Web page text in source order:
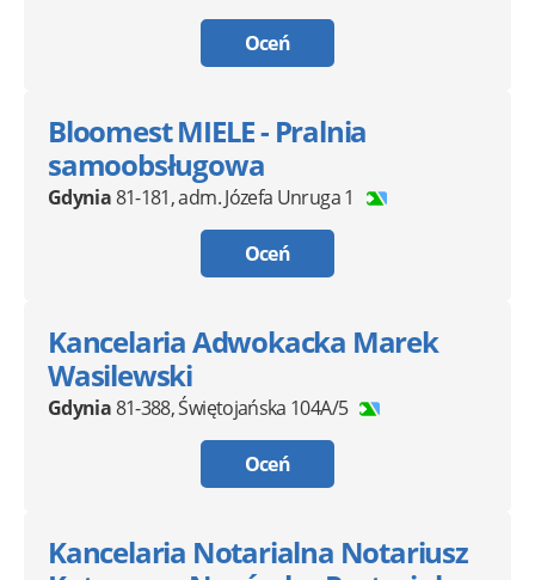
Oceń
Bloomest MIELE - Pralnia
samoobsługowa
Gdynia81-181,adm. Józefa Unruga 1
Oceń
Kancelaria Adwokacka Marek
Wasilewski
Gdynia81-388,Świętojańska 104A/5
Oceń
Kancelaria Notarialna Notariusz